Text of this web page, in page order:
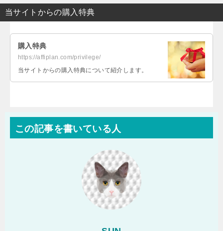
当サイトからの購入特典
購入特典
https://affiplan.com/privilege/
当サイトからの購入特典について紹介します。
この記事を書いている人